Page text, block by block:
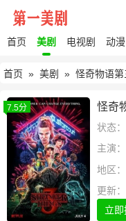
首页 美剧 电视剧 动漫
首页 » 美剧 » 怪奇物语第
7.5分 怪奇
状态：
主演：
地区：
更新：
立